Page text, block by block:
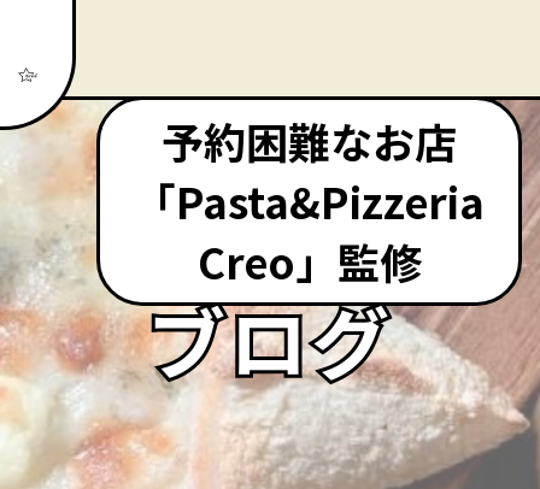
予約困難なお店
「Pasta&Pizzeria
Creo」監修
ブログ
ブログ